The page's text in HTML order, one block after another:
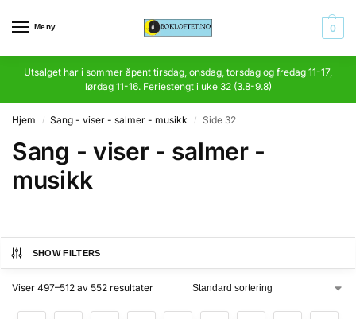
Meny 0
Utsalget har i sommer åpent tirsdag, onsdag, torsdag og fredag 11-17,
lørdag 11-16. Feriestengt i uke 32 (3.8-9.8)
Hjem / Sang - viser - salmer - musikk / Side 32
Sang - viser - salmer -
musikk
SHOW FILTERS
Viser 497–512 av 552 resultater